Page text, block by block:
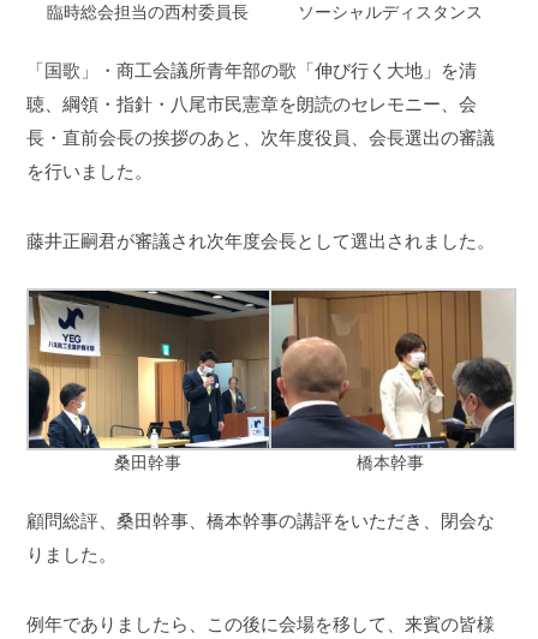
臨時総会担当の西村委員長 ソーシャルディスタンス
「国歌」・商工会議所青年部の歌「伸び行く大地」を清
聴、綱領・指針・八尾市民憲章を朗読のセレモニー、会
長・直前会長の挨拶のあと、次年度役員、会長選出の審議
を行いました。
藤井正嗣君が審議され次年度会長として選出されました。
桑田幹事 橋本幹事
顧問総評、桑田幹事、橋本幹事の講評をいただき、閉会な
りました。
例年でありましたら、この後に会場を移して、来賓の皆様